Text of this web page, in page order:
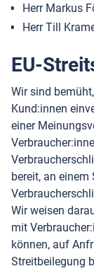
Herr Markus
Herr Till
EU-
Wir sind
Kund:innen
einer
bereit, an
Wir weisen
mit
können, auf
Streitbeilegung